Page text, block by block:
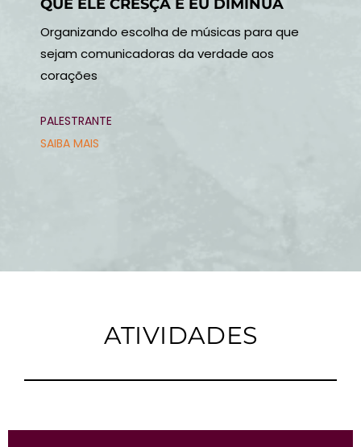
QUE ELE CRESÇA E EU DIMINUA
Organizando escolha de músicas para que
sejam comunicadoras da verdade aos
corações
PALESTRANTE
SAIBA MAIS
ATIVIDADES